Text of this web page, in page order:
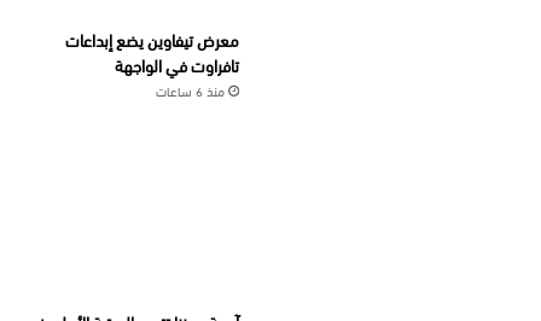
معرض تيفاوين يضع إبداعات
تافراوت في الواجهة
منذ 6 ساعات